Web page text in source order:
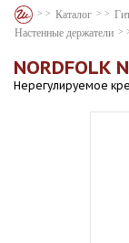
Каталог
Настенные держатели
NORDFOLK
Нерегулируемое